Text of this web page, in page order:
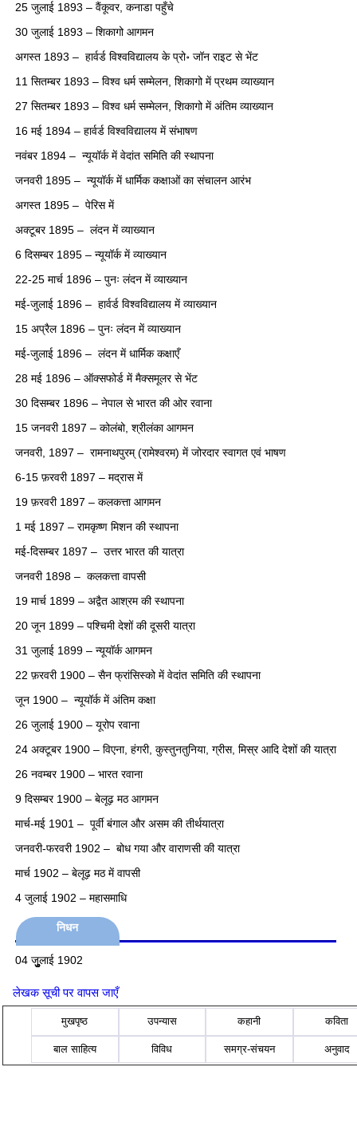
25 जुलाई 1893 – वैंकूवर, कनाडा पहुँचे
30 जुलाई 1893 – शिकागो आगमन
अगस्त 1893 – हार्वर्ड विश्वविद्यालय के प्रो॰ जॉन राइट से भेंट
11 सितम्बर 1893 – विश्व धर्म सम्मेलन, शिकागो में प्रथम व्याख्यान
27 सितम्बर 1893 – विश्व धर्म सम्मेलन, शिकागो में अंतिम व्याख्यान
16 मई 1894 – हार्वर्ड विश्वविद्यालय में संभाषण
नवंबर 1894 – न्यूयॉर्क में वेदांत समिति की स्थापना
जनवरी 1895 – न्यूयॉर्क में धार्मिक कक्षाओं का संचालन आरंभ
अगस्त 1895 – पेरिस में
अक्टूबर 1895 – लंदन में व्याख्यान
6 दिसम्बर 1895 – न्यूयॉर्क में व्याख्यान
22-25 मार्च 1896 – पुनः लंदन में व्याख्यान
मई-जुलाई 1896 – हार्वर्ड विश्वविद्यालय में व्याख्यान
15 अप्रैल 1896 – पुनः लंदन में व्याख्यान
मई-जुलाई 1896 – लंदन में धार्मिक कक्षाएँ
28 मई 1896 – ऑक्सफोर्ड में मैक्समूलर से भेंट
30 दिसम्बर 1896 – नेपाल से भारत की ओर रवाना
15 जनवरी 1897 – कोलंबो, श्रीलंका आगमन
जनवरी, 1897 – रामनाथपुरम् (रामेश्वरम) में जोरदार स्वागत एवं भाषण
6-15 फ़रवरी 1897 – मद्रास में
19 फ़रवरी 1897 – कलकत्ता आगमन
1 मई 1897 – रामकृष्ण मिशन की स्थापना
मई-दिसम्बर 1897 – उत्तर भारत की यात्रा
जनवरी 1898 – कलकत्ता वापसी
19 मार्च 1899 – अद्वैत आश्रम की स्थापना
20 जून 1899 – पश्चिमी देशों की दूसरी यात्रा
31 जुलाई 1899 – न्यूयॉर्क आगमन
22 फ़रवरी 1900 – सैन फ्रांसिस्को में वेदांत समिति की स्थापना
जून 1900 – न्यूयॉर्क में अंतिम कक्षा
26 जुलाई 1900 – यूरोप रवाना
24 अक्टूबर 1900 – विएना, हंगरी, कुस्तुनतुनिया, ग्रीस, मिस्र आदि देशों की यात्रा
26 नवम्बर 1900 – भारत रवाना
9 दिसम्बर 1900 – बेलूढ़ मठ आगमन
मार्च-मई 1901 – पूर्वी बंगाल और असम की तीर्थयात्रा
जनवरी-फरवरी 1902 – बोध गया और वाराणसी की यात्रा
मार्च 1902 – बेलूढ़ मठ में वापसी
4 जुलाई 1902 – महासमाधि
निधन
04 जुुुुुुलाई 1902
लेखक सूची पर वापस जाएँ
मुखपृष्ठ उपन्यास कहानी कविता
बाल साहित्य विविध समग्र-संचयन अनुवाद